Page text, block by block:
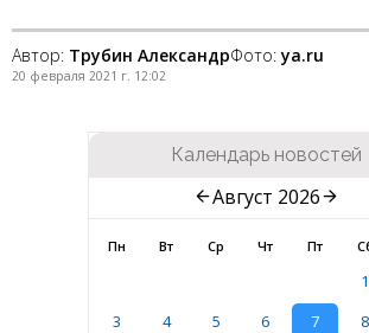
Автор: Трубин АлександрФото: ya.ru
20 февраля 2021 г. 12:02
Календарь новостей
Август 2026
Пн Вт Ср Чт Пт
1
3
4 5 6 7 8